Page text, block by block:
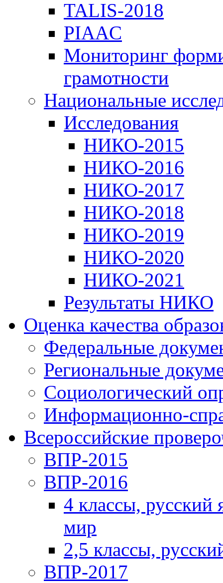
TALIS-2018
PIAAC
Мониторинг
грамотности
Национальные
Исследования
НИКО-2015
НИКО-2016
НИКО-2017
НИКО-2018
НИКО-2019
НИКО-2020
НИКО-2021
Результаты НИКО
Оценка качества
Федеральные
Региональные
Социологический
Информационно-
Всероссийские
ВПР-2015
ВПР-2016
4 классы,
мир
2,5 классы,
ВПР-2017